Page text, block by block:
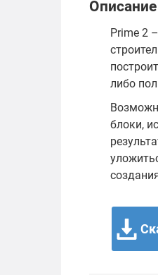
Описание
Prime 2
либо
блоки,